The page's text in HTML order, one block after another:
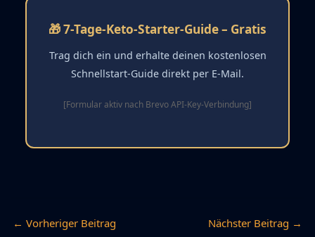
🎁 7-Tage-Keto-Starter-Guide – Gratis
Trag dich ein und erhalte deinen kostenlosen
Schnellstart-Guide direkt per E-Mail.
[Formular aktiv nach Brevo API-Key-Verbindung]
← Vorheriger Beitrag Nächster Beitrag →